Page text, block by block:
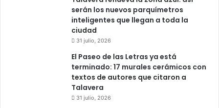
serán los nuevos parquímetros
inteligentes que llegan a toda la
ciudad
31 julio, 2026
El Paseo de las Letras ya está
terminado: 17 murales cerámicos con
textos de autores que citaron a
Talavera
31 julio, 2026